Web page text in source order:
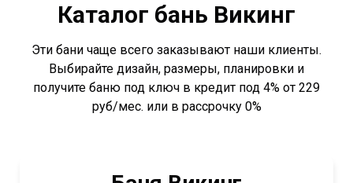
Каталог бань Викинг
Эти бани чаще всего заказывают наши клиенты.
Выбирайте дизайн, размеры, планировки и
получите баню под ключ в кредит под 4% от 229
руб/мес. или в рассрочку 0%